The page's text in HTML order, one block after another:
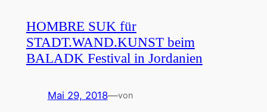
HOMBRE SUK für
STADT.WAND.KUNST beim
BALADK Festival in Jordanien
Mai 29, 2018—von